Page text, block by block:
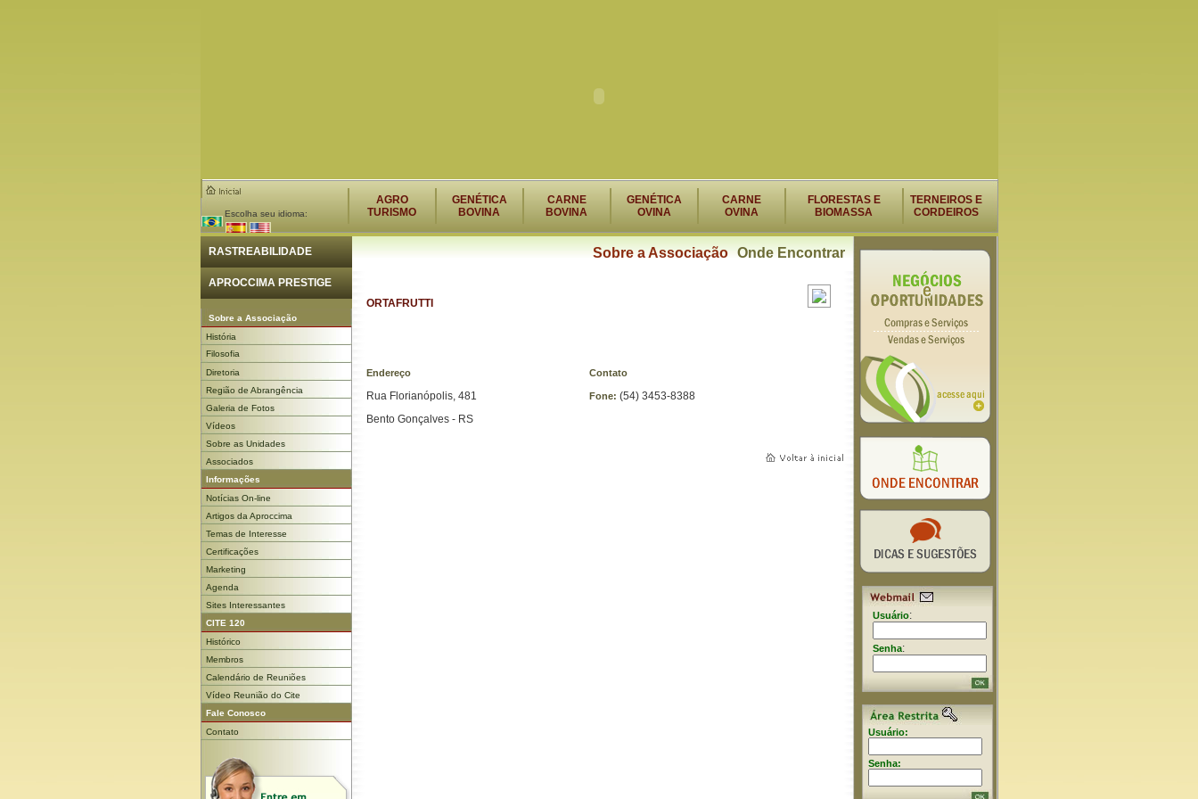
Escolha seu idioma:
AGRO
TURISMO
GENÉTICA
BOVINA
CARNE
BOVINA
GENÉTICA
OVINA
CARNE
OVINA
FLORESTAS E
BIOMASSA
TERNEIROS E
CORDEIROS
RASTREABILIDADE
APROCCIMA PRESTIGE
Sobre a Associação
História
Filosofia
Diretoria
Região de Abrangência
Galeria de Fotos
Vídeos
Sobre as Unidades
Associados
Informações
Notícias On-line
Artigos da Aproccima
Temas de Interesse
Certificações
Marketing
Agenda
Sites Interessantes
CITE 120
Histórico
Membros
Calendário de Reuniões
Vídeo Reunião do Cite
Fale Conosco
Contato
Onde Encontrar
Sobre a Associação
ORTAFRUTTI
Endereço
Rua Florianópolis, 481
Bento Gonçalves - RS
Contato
Fone: (54) 3453-8388
Usuário:
Senha:
Usuário:
Senha: